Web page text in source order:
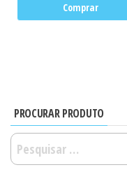
Comprar
PROCURAR PRODUTO
Pesquisar
por: